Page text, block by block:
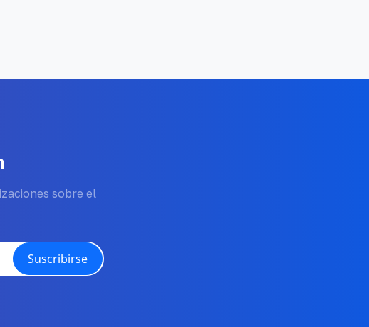
sobre el
Suscribirse